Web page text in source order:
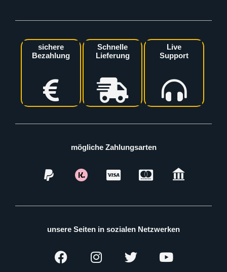
sichere
Bezahlung
Schnelle
Lieferung
Live
Support
mögliche Zahlungsarten
unsere Seiten in sozialen Netzwerken